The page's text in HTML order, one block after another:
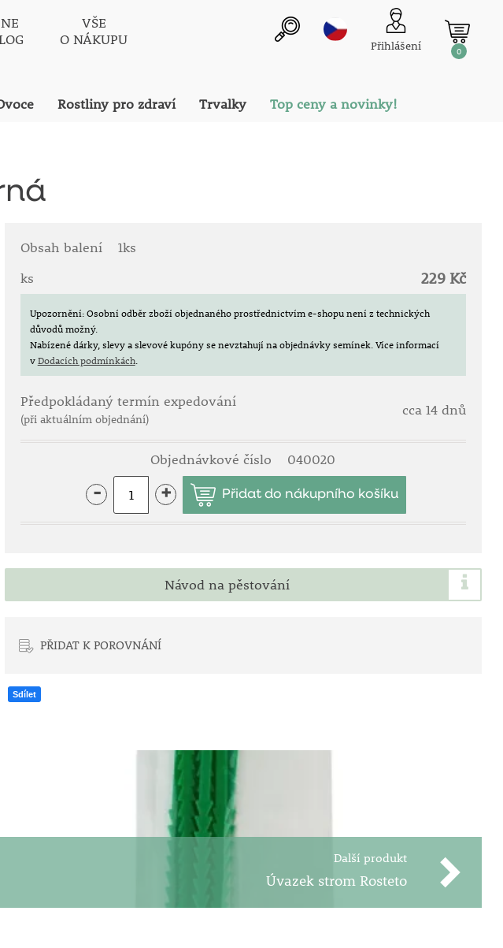
VŠE
O NÁKUPU
Přihlášení 0
Rostliny pro zdraví Trvalky Top ceny a novinky!
Obsah balení
1ks
ks
229 Kč
Upozornění: Osobní odběr zboží objednaného prostřednictvím e-shopu není z technických
důvodů možný.
Nabízené dárky, slevy a slevové kupóny se nevztahují na objednávky semínek. Více informací
vDodacích podmínkách.
Předpokládaný termín expedování
(při aktuálním objednání)
cca 14 dnů
Objednávkové číslo 040020
- +
Návod na pěstování
PŘIDAT K POROVNÁNÍ
Sdílet
Další produkt
Úvazek strom Rosteto